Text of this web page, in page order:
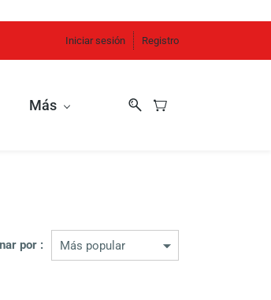
Iniciar sesión Registro
Más
por :